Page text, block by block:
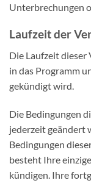
Unterbrechungen
Laufzeit der
Die Laufzeit
in das Programm
gekündigt wird.
Die Bedingungen
jederzeit geändert
Bedingungen
besteht Ihre
kündigen. Ihre